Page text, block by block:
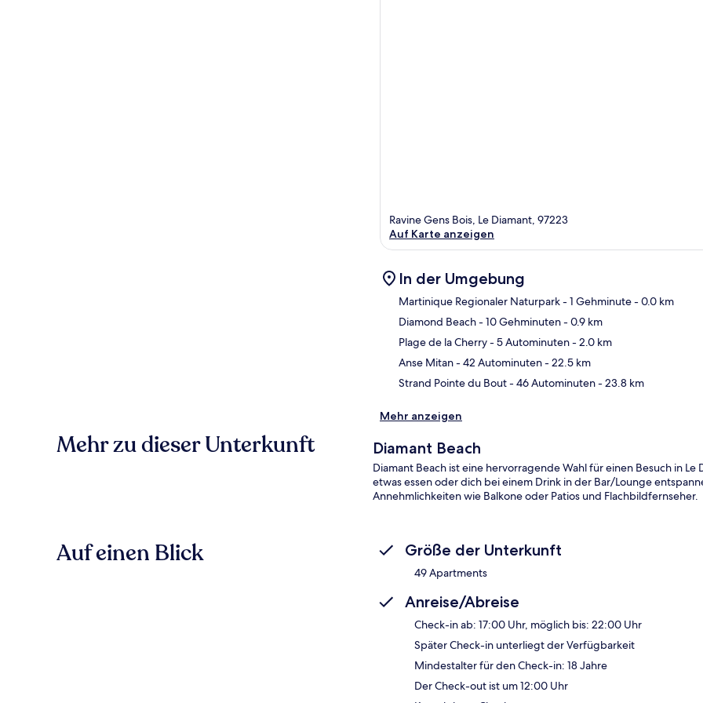
Ravine Gens Bois, Le Diamant, 97223
Auf Karte anzeigen
In der Umgebung
Martinique Regionaler Naturpark- 1 Gehminute- 0.0 km
Diamond Beach- 10 Gehminuten- 0.9 km
Plage de la Cherry- 5 Autominuten- 2.0 km
Anse Mitan- 42 Autominuten- 22.5 km
Strand Pointe du Bout- 46 Autominuten- 23.8 km
Mehr anzeigen
Mehr zu dieser Unterkunft Diamant Beach
Diamant Beach ist eine hervorragende Wahl für einen Besuch in
etwas essen oder dich bei einem Drink in der Bar/Lounge
Annehmlichkeiten wie Balkone oder Patios und Flachbildfernseher.
Auf einen Blick Größe der Unterkunft
49 Apartments
Anreise/Abreise
Check-in ab: 17:00 Uhr, möglich bis: 22:00 Uhr
Später Check-in unterliegt der Verfügbarkeit
Mindestalter für den Check-in: 18 Jahre
Der Check-out ist um 12:00 Uhr